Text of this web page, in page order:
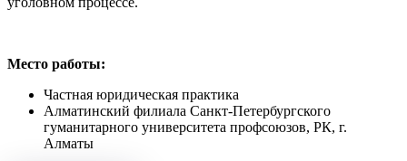
Место работы:
Частная юридическая практика
Алматинский филиала Санкт-Петербургского
гуманитарного университета профсоюзов, РК, г.
Алматы